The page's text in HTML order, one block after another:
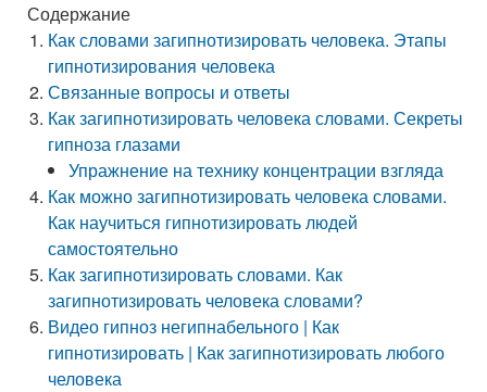
Содержание
Как словами загипнотизировать человека. Этапы
гипнотизирования человека
Связанные вопросы и ответы
Как загипнотизировать человека словами. Секреты
гипноза глазами
Упражнение на технику концентрации взгляда
Как можно загипнотизировать человека словами.
Как научиться гипнотизировать людей
самостоятельно
Как загипнотизировать словами. Как
загипнотизировать человека словами?
Видео гипноз негипнабельного | Как
гипнотизировать | Как загипнотизировать любого
человека